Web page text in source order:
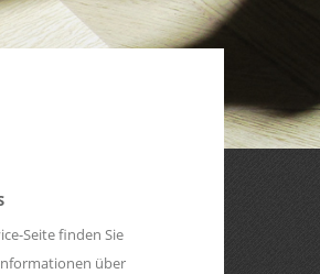
Seite finden Sie
über